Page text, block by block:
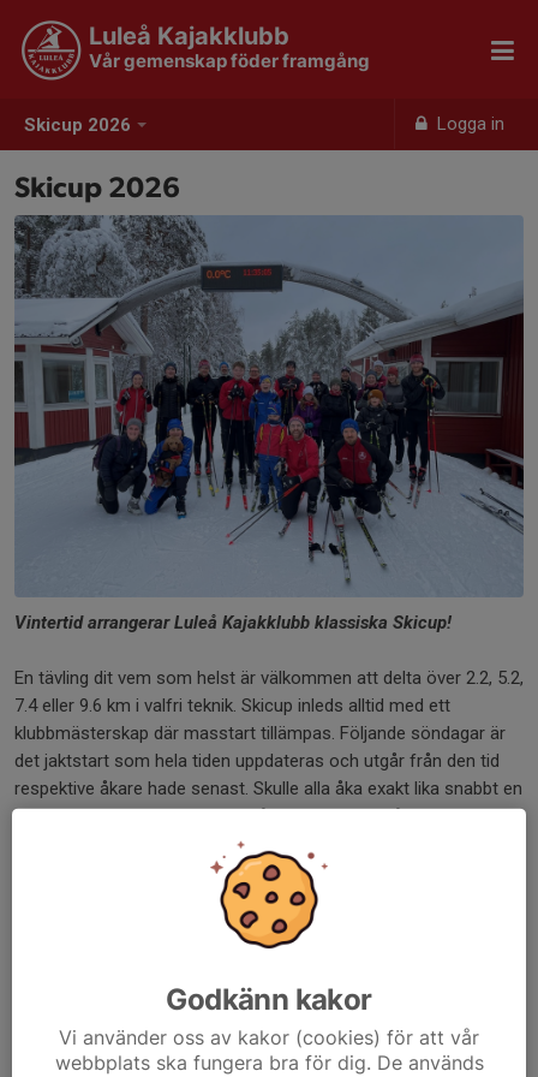
Skicup 2026 Logga in
Luleå Kajakklubb
Vår gemenskap föder framgång
Skicup 2026
Vintertid arrangerar Luleå Kajakklubb klassiska Skicup!
En tävling dit vem som helst är välkommen att delta över 2.2, 5.2,
7.4 eller 9.6 km i valfri teknik. Skicup inleds alltid med ett
klubbmästerskap där masstart tillämpas. Följande söndagar är
det jaktstart som hela tiden uppdateras och utgår från den tid
respektive åkare hade senast. Skulle alla åka exakt lika snabbt en
söndag till en annan skulle alltså alla komma i mål samtidigt. Nu
ser ju verkligheten annorlunda ut och det brukar bli spännande
Skicup inleddes redan under slutet av 90-talet och har alltid
lockat många av klubbens medlemmar till skidåkning på
Köldgränsen är -15ºC. Du väljer själv sträcka och åkstil. Nya
åkare är alltid välkomna och kan själv välja starttid (mellan första
och sista åkare).
Godkänn kakor
Vi använder oss av kakor (cookies) för att vår
webbplats ska fungera bra för dig. De används